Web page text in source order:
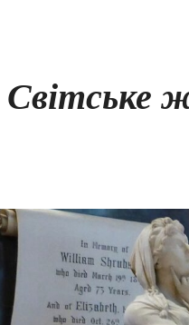
Світське